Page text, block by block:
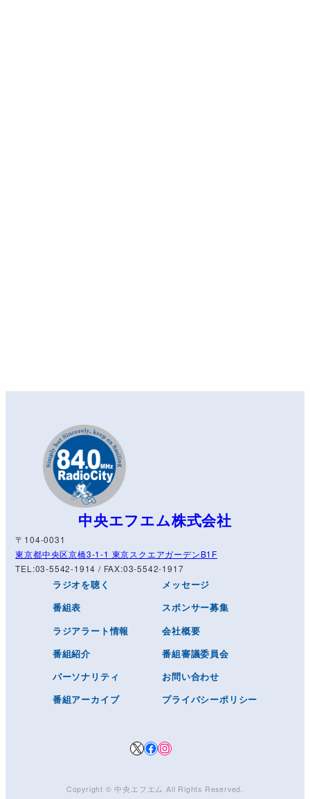
中央エフエム株式会社
〒104-0031
東京都中央区京橋3-1-1 東京スクエアガーデンB1F
TEL:03-5542-1914 / FAX:03-5542-1917
ラジオを聴く
番組表
ラジアラート情報
番組紹介
パーソナリティ
番組アーカイブ
メッセージ
スポンサー募集
会社概要
番組審議委員会
お問い合わせ
プライバシーポリシー
XFacebook
Instagram
Copyright © ️中央エフエム All Rights Reserved.